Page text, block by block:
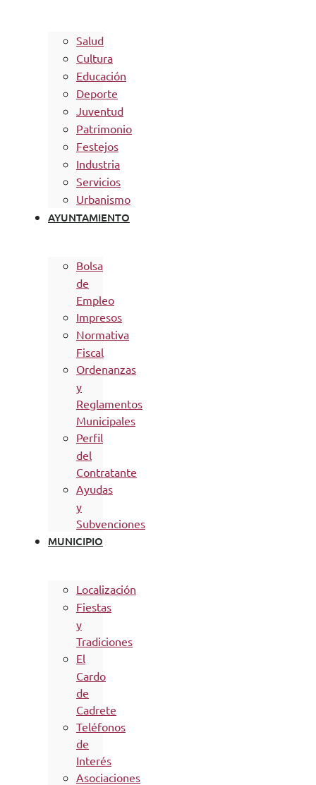
Salud
Cultura
Educación
Deporte
Juventud
Patrimonio
Festejos
Industria
Servicios
Urbanismo
AYUNTAMIENTO
Bolsa
de
Empleo
Impresos
Normativa
Fiscal
Ordenanzas
y
Reglamentos
Municipales
Perfil
del
Contratante
Ayudas
y
Subvenciones
MUNICIPIO
Localización
Fiestas
y
Tradiciones
El
Cardo
de
Cadrete
Teléfonos
de
Interés
Asociaciones